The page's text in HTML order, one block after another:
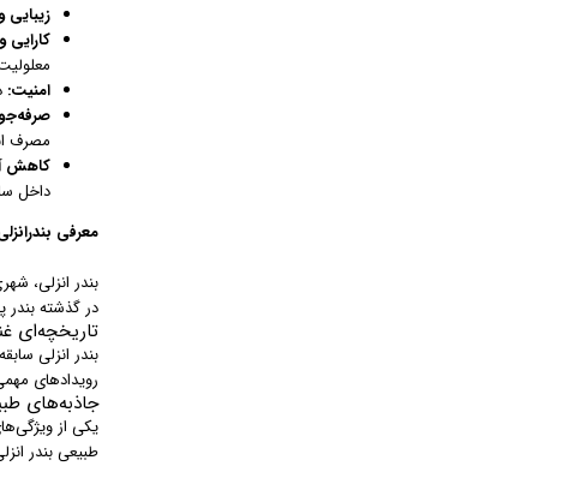
امنیت:
مصرف
کاهش
داخل
معرفی
بندر انزلی،
در گذشته
تاریخچه‌ای
بندر انزلی
رویدادهای
جاذبه‌های
یکی از
طبیعی بندر